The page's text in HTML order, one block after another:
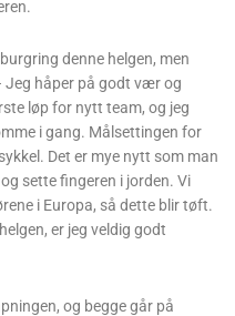
denne helgen, men
Jeg håper på godt vær og
løp for nytt team, og jeg
i gang. Målsettingen for
Det er mye nytt som man
sette fingeren i jorden. Vi
i Europa, så dette blir tøft.
er jeg veldig godt
og begge går på